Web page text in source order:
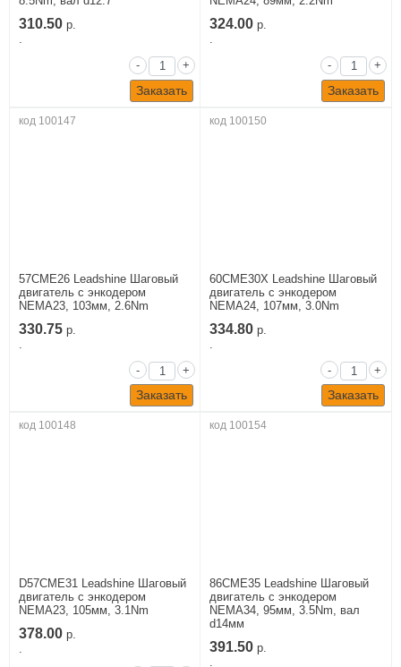
310.50 р.
.
-
+
Заказать
324.00 р.
.
-
+
Заказать
код 100147
57CME26 Leadshine Шаговый
двигатель c энкодером
NEMA23, 103мм, 2.6Nm
330.75 р.
-
+
Заказать
код 100150
60CME30X Leadshine Шаговый
двигатель c энкодером
NEMA24, 107мм, 3.0Nm
334.80 р.
-
+
Заказать
код 100148
D57CME31 Leadshine Шаговый
двигатель c энкодером
NEMA23, 105мм, 3.1Nm
378.00 р.
код 100154
86CME35 Leadshine Шаговый
двигатель c энкодером
NEMA34, 95мм, 3.5Nm, вал
d14мм
391.50 р.